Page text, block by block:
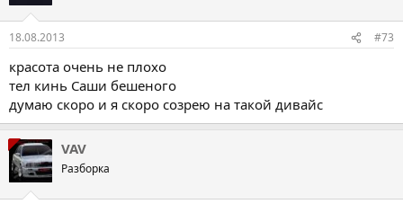
18.08.2013 #73
красота очень не плохо
тел кинь Саши бешеного
думаю скоро и я скоро созрею на такой дивайс
VAV
Разборка